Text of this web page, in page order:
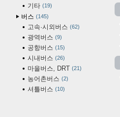
기타 19
버스 145
고속·시외버스 62
광역버스 9
공항버스 15
시내버스 26
마을버스, DRT 21
농어촌버스 2
셔틀버스 10